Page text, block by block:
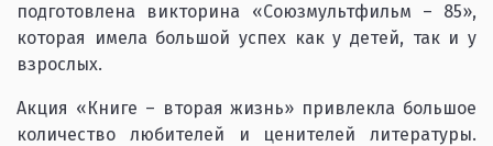
подготовлена викторина «Союзмультфильм – 85»,
которая имела большой успех как у детей, так и у
взрослых.
Акция «Книге – вторая жизнь» привлекла большое
количество любителей и ценителей литературы.